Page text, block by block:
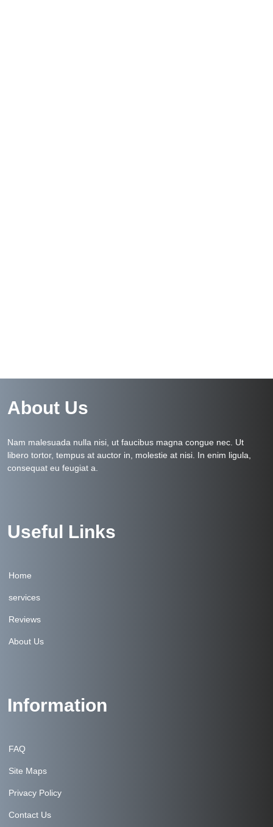
About Us
Nam malesuada nulla nisi, ut faucibus magna congue nec. Ut
libero tortor, tempus at auctor in, molestie at nisi. In enim ligula,
consequat eu feugiat a.
Useful Links
Home
services
Reviews
About Us
Information
FAQ
Site Maps
Privacy Policy
Contact Us